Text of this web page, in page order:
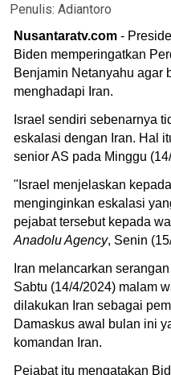
Penulis: Adiantoro
Nusantaratv.com -
Biden memperingatkan
Benjamin Netanyahu agar
menghadapi Iran.
Israel sendiri sebenarnya
eskalasi dengan Iran. Hal
senior AS pada Minggu
"Israel menjelaskan
menginginkan eskalasi
pejabat tersebut kepada
Anadolu Agency, Senin
Iran melancarkan
Sabtu (14/4/2024) malam
dilakukan Iran sebagai
Damaskus awal bulan ini
komandan Iran.
Pejabat itu mengatakan